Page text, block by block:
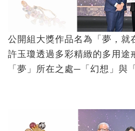
公開組大獎作品名為「夢，就
許玉瓊透過多彩精緻的多用途
「夢」所在之處─「幻想」與